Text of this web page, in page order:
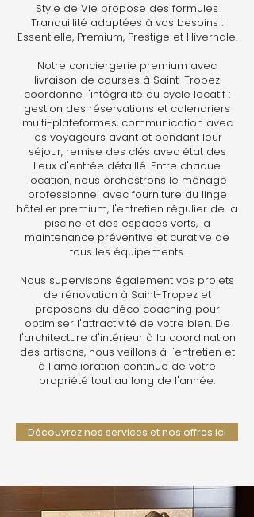
Style de Vie propose des formules
Tranquillité adaptées à vos besoins :
Essentielle, Premium, Prestige et Hivernale.
Notre conciergerie premium avec
livraison de courses à Saint-Tropez
coordonne l'intégralité du cycle locatif :
gestion des réservations et calendriers
multi-plateformes, communication avec
les voyageurs avant et pendant leur
séjour, remise des clés avec état des
lieux d'entrée détaillé. Entre chaque
location, nous orchestrons le ménage
professionnel avec fourniture du linge
hôtelier premium, l'entretien régulier de la
piscine et des espaces verts, la
maintenance préventive et curative de
tous les équipements.
Nous supervisons également vos projets
de rénovation à Saint-Tropez et
proposons du déco coaching pour
optimiser l'attractivité de votre bien. De
l'architecture d'intérieur à la coordination
des artisans, nous veillons à l'entretien et
à l'amélioration continue de votre
propriété tout au long de l'année.
Découvrez nos services et nos offres ici